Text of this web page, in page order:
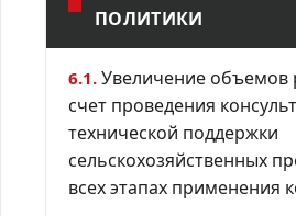
ПОЛИТИКИ
6.1. Увеличение объемов
счет проведения
технической поддержки
сельскохозяйственных
всех этапах применения